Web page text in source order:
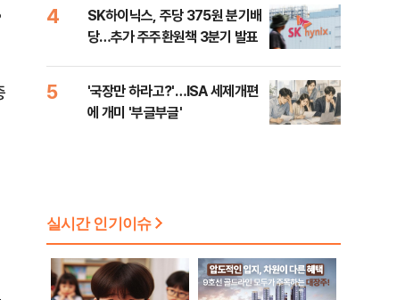
4
SK하이닉스, 주당 375원 분기배
당…추가 주주환원책 3분기 발표
5
'국장만 하라고?'…ISA 세제개편
에 개미 '부글부글'